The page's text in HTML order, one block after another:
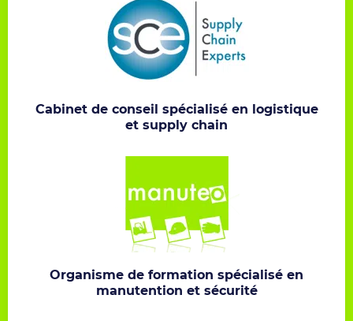
Cabinet de conseil spécialisé en logistique
et supply chain
Organisme de formation spécialisé en
manutention et sécurité